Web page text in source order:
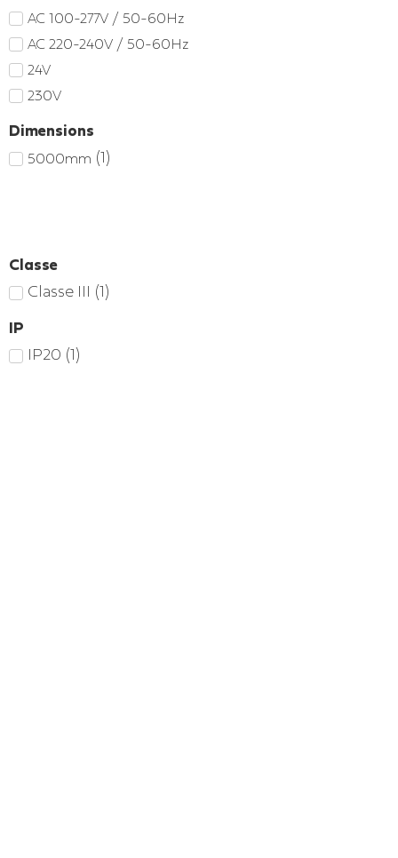
AC 100-277V / 50-60Hz
AC 220-240V / 50-60Hz
24V
230V
Dimensions
5000mm (1)
Classe
Classe III (1)
IP
IP20 (1)